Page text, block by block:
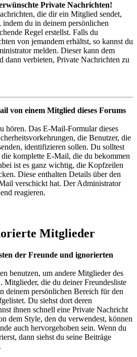
Private Nachrichten!
die dir ein Mitglied sendet,
indem du in deinem persönlichen
Regel erstellst. Falls du
von jemandem erhältst, so kannst du
melden. Dieser kann dem
dann verbieten, Private Nachrichten zu
von einem Mitglied dieses Forums
hören. Das E-Mail-Formular dieses
die Benutzer, die
identifizieren sollen. Du solltest
komplette E-Mail, die du bekommen
ist es ganz wichtig, die Kopfzeilen
Diese enthalten Details über den
verschickt hat. Der Administrator
reagieren.
Mitglieder
der Freunde und ignorierten
benutzen, um andere Mitglieder des
Mitglieder, die du deiner Freundesliste
deinem persönlichen Bereich für den
Du siehst dort deren
ihnen schnell eine Private Nachricht
dem Style, den du verwendest, können
auch hervorgehoben sein. Wenn du
dann siehst du seine Beiträge